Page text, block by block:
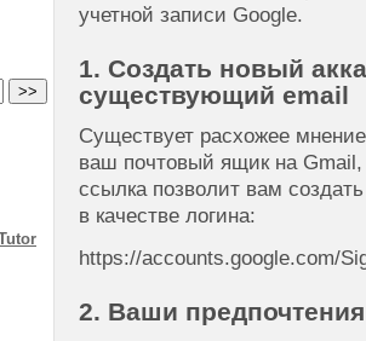
учетной записи Google.
1. Создать новый
существующий email
Существует расхожее
ваш почтовый ящик на Gmail,
ссылка позволит вам
в качестве логина:
https://accounts.google.com/
2. Ваши